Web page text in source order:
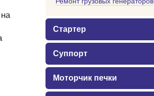
Стартер
Суппорт
Моторчик печки